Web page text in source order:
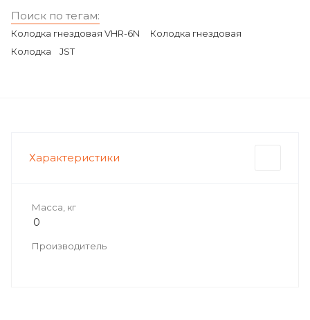
Поиск по тегам:
Колодка гнездовая VHR-6N
Колодка гнездовая
Колодка
JST
Характеристики
Масса, кг
0
Производитель